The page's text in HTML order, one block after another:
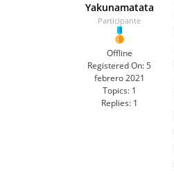
Yakunamatata
Participante
Offline
Registered On:5
febrero 2021
Topics: 1
Replies: 1